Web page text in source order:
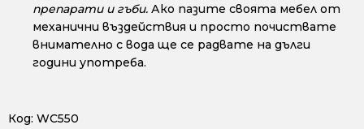
препарати и гъби. Ако пазите своята мебел от
механични въздействия и просто почиствате
внимателно с вода ще се радвате на дълги
години употреба.
Код: WC550